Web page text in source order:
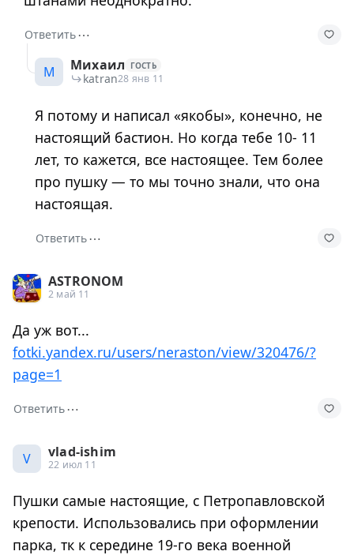
Ответить⋯
М Михаил ГОСТЬ
katran28 янв 11
Я потому и написал «якобы», конечно, не
настоящий бастион. Но когда тебе 10- 11
лет, то кажется, все настоящее. Тем более
про пушку — то мы точно знали, что она
настоящая.
Ответить⋯
ASTRONOM
2 май 11
Да уж вот...
fotki.yandex.ru/users/neraston/view/320476/?
page=1
Ответить⋯
V vlad-ishim
22 июл 11
Пушки самые настоящие, с Петропавловской
крепости. Использовались при оформлении
парка, тк к середине 19-го века военной